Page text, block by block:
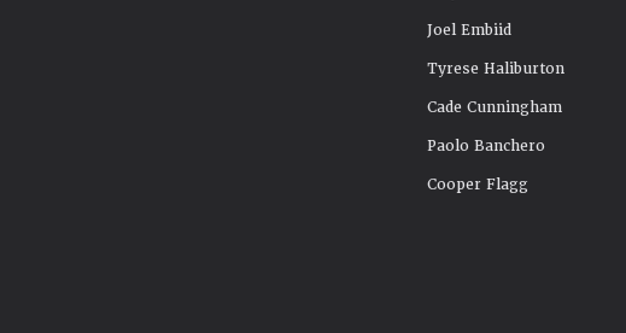
Joel Embiid
Tyrese Haliburton
Cade Cunningham
Paolo Banchero
Cooper Flagg